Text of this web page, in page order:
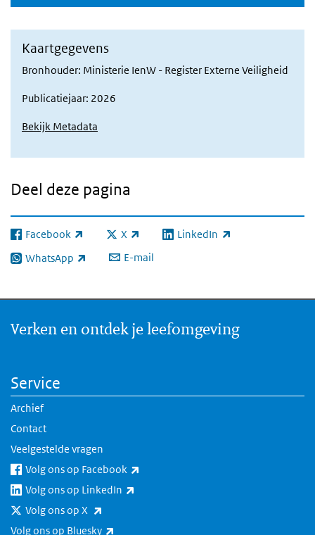
Kaartgegevens
Bronhouder: Ministerie IenW - Register Externe Veiligheid
Publicatiejaar: 2026
Bekijk Metadata
Deel deze pagina
Facebook
(externe link) X
(externe link) LinkedIn
(externe link)
WhatsApp
(externe link) E-mail
Verken en ontdek je leefomgeving
Service
Archief
Contact
Veelgestelde vragen
Volg ons op Facebook
Volg ons op LinkedIn
Volg ons op X
Volg ons op Bluesky